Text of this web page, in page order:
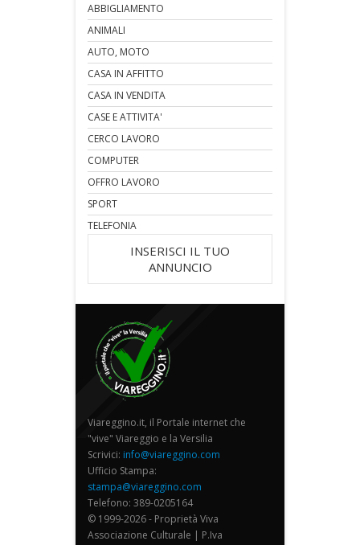
ABBIGLIAMENTO
ANIMALI
AUTO, MOTO
CASA IN AFFITTO
CASA IN VENDITA
CASE E ATTIVITA'
CERCO LAVORO
COMPUTER
OFFRO LAVORO
SPORT
TELEFONIA
INSERISCI IL TUO
ANNUNCIO
Viareggino.it, il Portale internet che
"vive" Viareggio e la Versilia
Scrivici: info@viareggino.com
Ufficio Stampa:
stampa@viareggino.com
Telefono: 389-0205164
© 1999-2026 - Proprietà Viva
Associazione Culturale | P.Iva